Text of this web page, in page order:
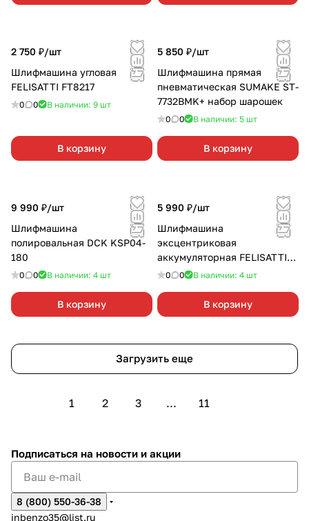
2 750 ₽/шт
Шлифмашина угловая
FELISATTI FT8217
0 0 В наличии: 9 шт
В корзину
5 850 ₽/шт
Шлифмашина прямая
пневматическая SUMAKE ST-
7732BMK+ набор шарошек
0 0 В наличии: 5 шт
В корзину
9 990 ₽/шт
Шлифмашина
полировальная DCK KSР04-
180
0 0 В наличии: 4 шт
В корзину
5 990 ₽/шт
Шлифмашина
эксцентриковая
аккумуляторная FELISATTI
FT1030 125/12В 2х2,0 Ач
0 0 В наличии: 4 шт
В корзину
Загрузить еще
1 2 3 ... 11
Подписаться на новости и акции
8 (800) 550-36-38
inbenzo35@list.ru